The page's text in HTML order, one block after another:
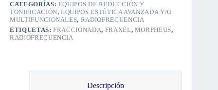
CATEGORÍAS: EQUIPOS DE REDUCCIÓN Y
TONIFICACIÓN,EQUIPOS ESTÉTICA AVANZADA Y/O
MULTIFUNCIONALES, RADIOFRECUENCIA
ETIQUETAS:FRACCIONADA, FRAXEL, MORPHEUS,
RADIOFRECUENCIA
Descripción